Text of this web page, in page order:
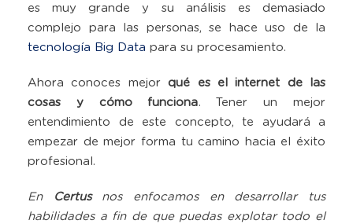
es muy grande y su análisis es demasiado
complejo para las personas, se hace uso de la
tecnología Big Data para su procesamiento.
Ahora conoces mejorqué es el internet de las
cosas y cómo funciona. Tener un mejor
entendimiento de este concepto, te ayudará a
empezar de mejor forma tu camino hacia el éxito
profesional.
En Certusnos enfocamos en desarrollar tus
habilidades a fin de que puedas explotar todo el